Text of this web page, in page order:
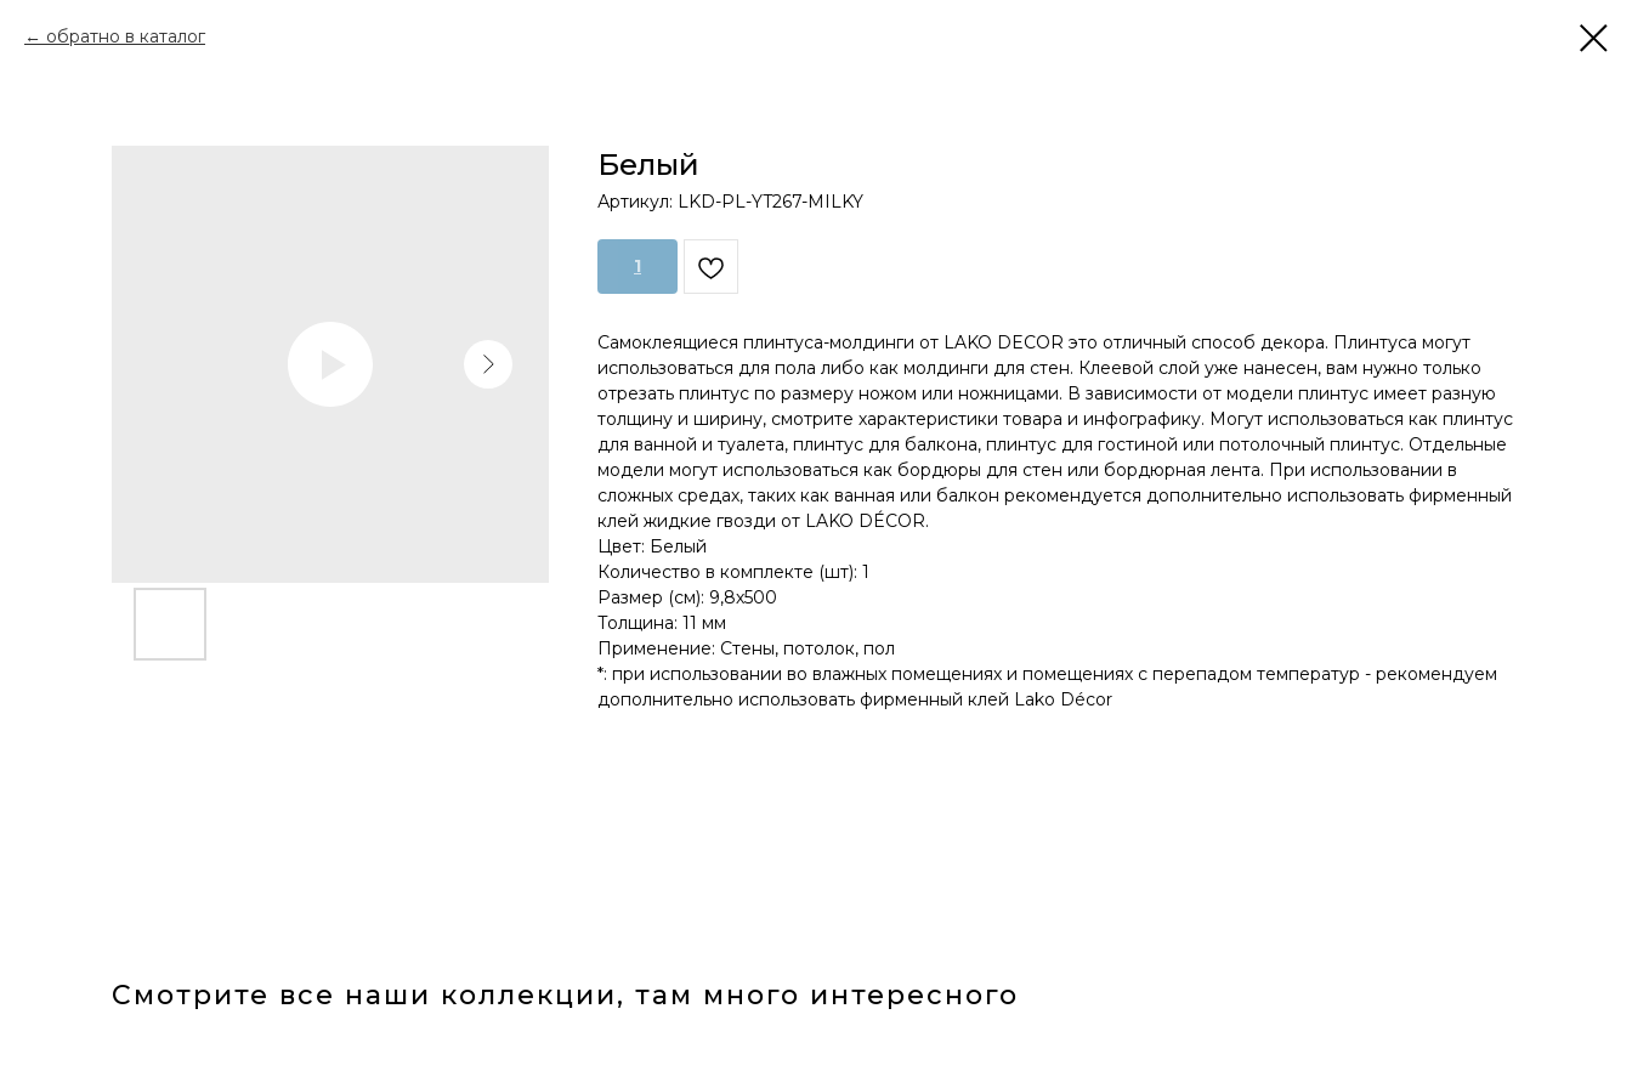
обратно в каталог
Белый
Артикул: LKD-PL-YT267-MILKY
1
Самоклеящиеся плинтуса-молдинги от LAKO DECOR это отличный способ декора. Плинтуса могут
использоваться для пола либо как молдинги для стен. Клеевой слой уже нанесен, вам нужно только
отрезать плинтус по размеру ножом или ножницами. В зависимости от модели плинтус имеет разную
толщину и ширину, смотрите характеристики товара и инфографику. Могут использоваться как плинтус
для ванной и туалета, плинтус для балкона, плинтус для гостиной или потолочный плинтус. Отдельные
модели могут использоваться как бордюры для стен или бордюрная лента. При использовании в
сложных средах, таких как ванная или балкон рекомендуется дополнительно использовать фирменный
клей жидкие гвозди от LAKO DÉCOR.
Цвет: Белый
Количество в комплекте (шт): 1
Размер (см): 9,8х500
Толщина: 11 мм
Применение: Стены, потолок, пол
*: при использовании во влажных помещениях и помещениях с перепадом температур - рекомендуем
дополнительно использовать фирменный клей Lako Décor
Смотрите все наши коллекции, там много интересного